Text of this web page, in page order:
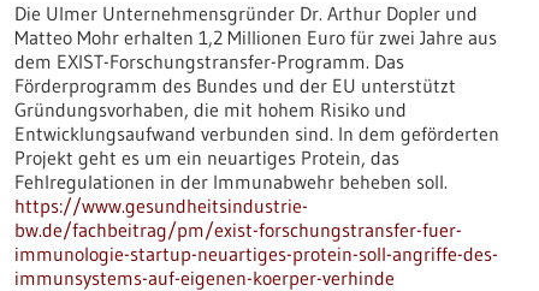
Die Ulmer Unternehmensgründer Dr. Arthur Dopler und
Matteo Mohr erhalten 1,2 Millionen Euro für zwei Jahre aus
dem EXIST-Forschungstransfer-Programm. Das
Förderprogramm des Bundes und der EU unterstützt
Gründungsvorhaben, die mit hohem Risiko und
Entwicklungsaufwand verbunden sind. In dem geförderten
Projekt geht es um ein neuartiges Protein, das
Fehlregulationen in der Immunabwehr beheben soll.
https://www.gesundheitsindustrie-
bw.de/fachbeitrag/pm/exist-forschungstransfer-fuer-
immunologie-startup-neuartiges-protein-soll-angriffe-des-
immunsystems-auf-eigenen-koerper-verhinde